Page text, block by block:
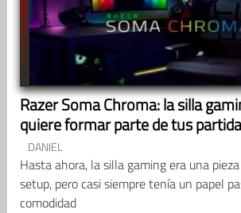
Razer Soma Chroma: la silla
quiere formar parte de tus
DANIEL
Hasta ahora, la silla gaming era una
setup, pero casi siempre tenía un papel
comodidad